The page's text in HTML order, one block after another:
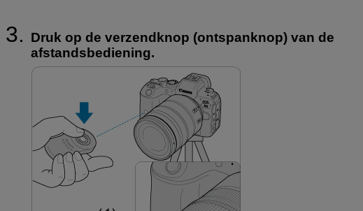
Druk op de verzendknop (ontspanknop) van de
afstandsbediening.